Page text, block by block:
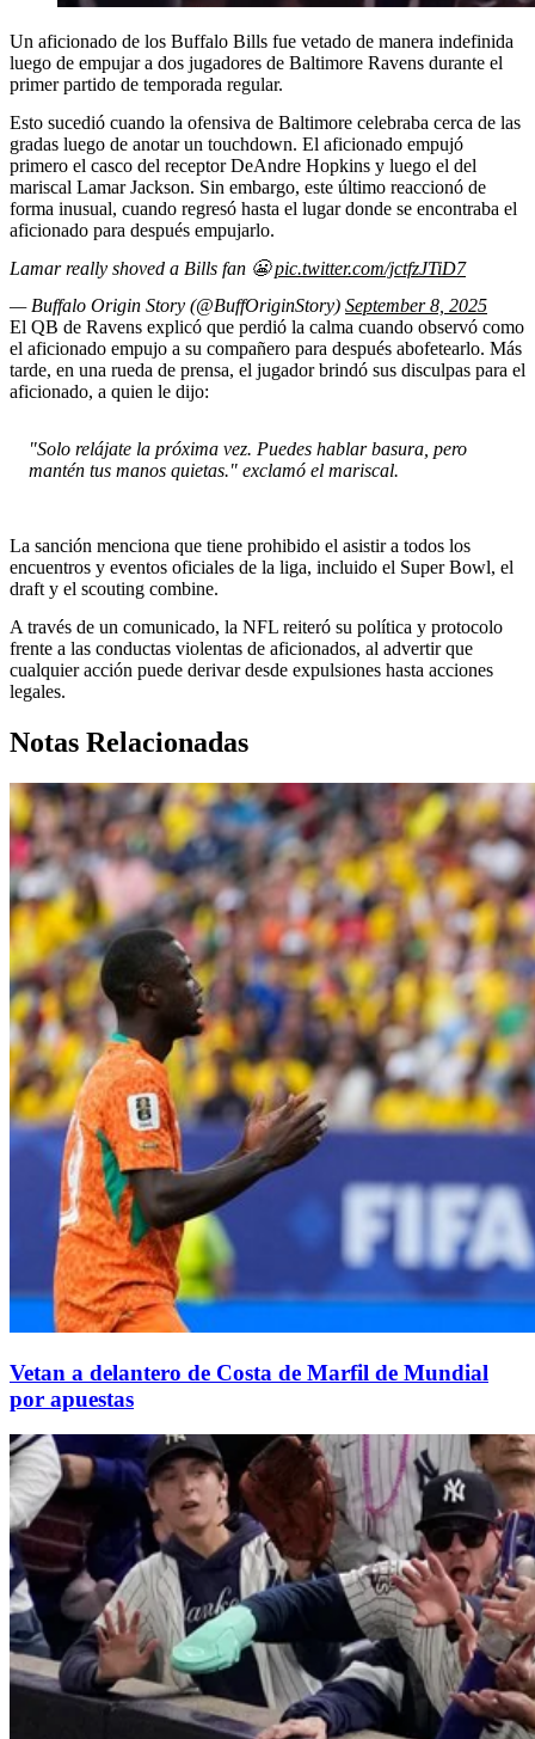
Un aficionado de los Buffalo Bills fue vetado de manera indefinida
luego de empujar a dos jugadores de Baltimore Ravens durante el
primer partido de temporada regular.
Esto sucedió cuando la ofensiva de Baltimore celebraba cerca de las
gradas luego de anotar un touchdown. El aficionado empujó
primero el casco del receptor DeAndre Hopkins y luego el del
mariscal Lamar Jackson. Sin embargo, este último reaccionó de
forma inusual, cuando regresó hasta el lugar donde se encontraba el
aficionado para después empujarlo.
Lamar really shoved a Bills fan 😬pic.twitter.com/jctfzJTiD7
— Buffalo Origin Story (@BuffOriginStory) September 8, 2025
El QB de Ravens explicó que perdió la calma cuando observó como
el aficionado empujo a su compañero para después abofetearlo. Más
tarde, en una rueda de prensa, el jugador brindó sus disculpas para el
aficionado, a quien le dijo:
"Solo relájate la próxima vez. Puedes hablar basura, pero
mantén tus manos quietas." exclamó el mariscal.
La sanción menciona que tiene prohibido el asistir a todos los
encuentros y eventos oficiales de la liga, incluido el Super Bowl, el
draft y el scouting combine.
A través de un comunicado, la NFL reiteró su política y protocolo
frente a las conductas violentas de aficionados, al advertir que
cualquier acción puede derivar desde expulsiones hasta acciones
legales.
Notas Relacionadas
Vetan a delantero de Costa de Marfil de Mundial
por apuestas